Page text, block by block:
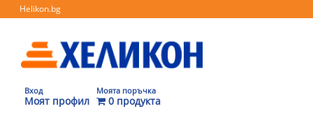
Helikon.bg
Вход
Моят профил
Моята поръчка
0 продукта